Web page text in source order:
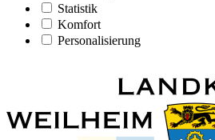
Statistik
Komfort
Personalisierung